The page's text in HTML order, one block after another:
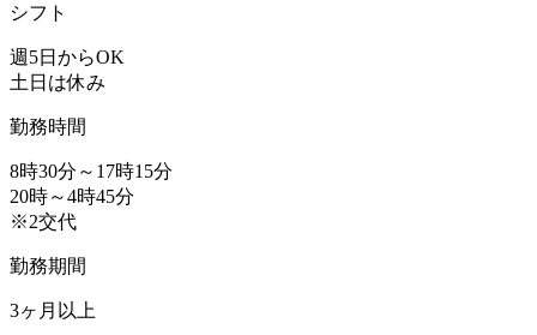
シフト
週5日からOK
土日は休み
勤務時間
8時30分～17時15分
20時～4時45分
※2交代
勤務期間
3ヶ月以上